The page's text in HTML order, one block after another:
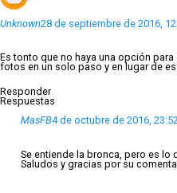
Unknown28 de septiembre de 2016,
Es tonto que no haya una opción
fotos en un solo paso y en lugar de
Responder
Respuestas
MasFB4 de octubre de 2016,
Se entiende la bronca, pero es lo
Saludos y gracias por su